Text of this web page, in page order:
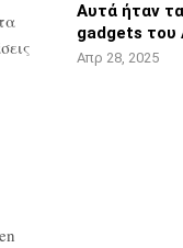
Αυτά ήταν
gadgets του
Απρ 28, 2025